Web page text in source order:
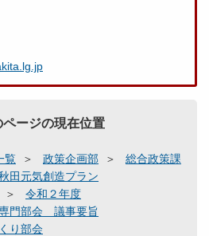
ページの現在位置
覧 政策企画部
総合政策課
田元気創造プラン
令和２年度
門部会 議事要旨
り部会